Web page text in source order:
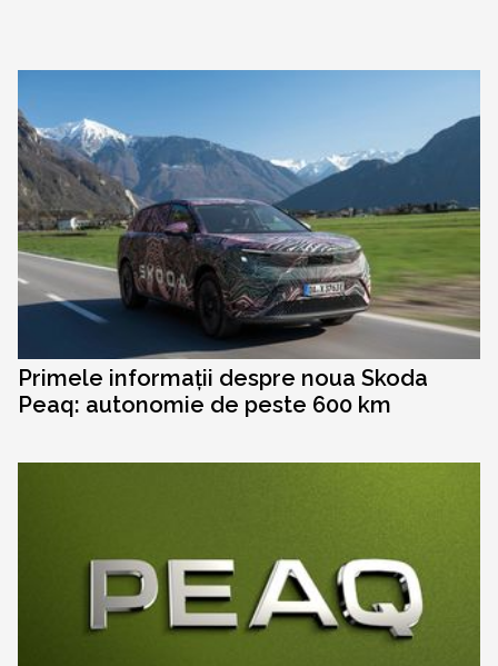
Primele informații despre noua Skoda
Peaq: autonomie de peste 600 km